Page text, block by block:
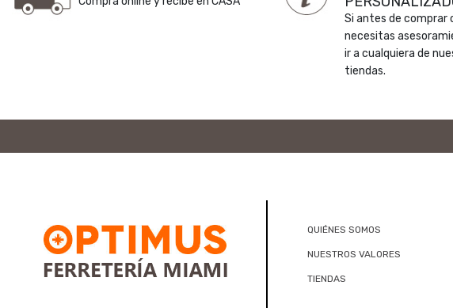
Si antes de comprar
necesitas
ir a cualquiera de
tiendas.
QUIÉNES SOMOS
NUESTROS VALORES
TIENDAS